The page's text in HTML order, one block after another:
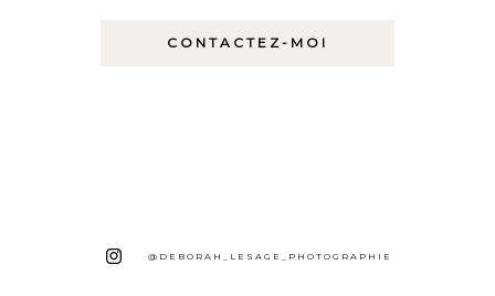
CONTACTEZ-MOI
@DEBORAH_LESAGE_PHOTOGRAPHIE